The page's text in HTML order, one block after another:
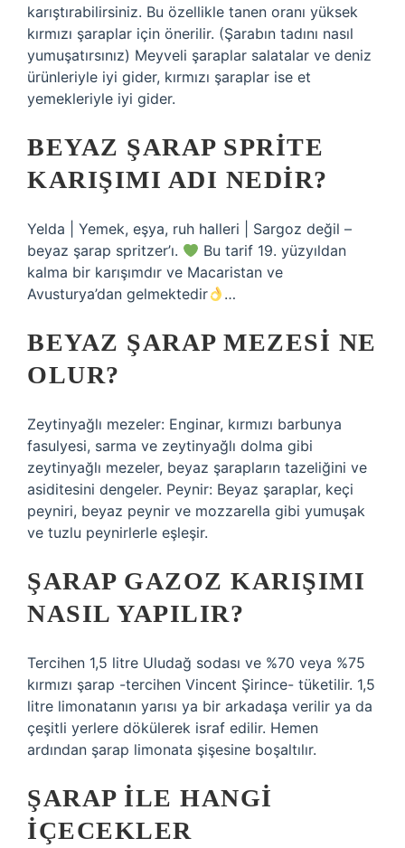
karıştırabilirsiniz. Bu özellikle tanen oranı yüksek
kırmızı şaraplar için önerilir. (Şarabın tadını nasıl
yumuşatırsınız) Meyveli şaraplar salatalar ve deniz
ürünleriyle iyi gider, kırmızı şaraplar ise et
yemekleriyle iyi gider.
BEYAZ ŞARAP SPRITE
KARIŞIMI ADI NEDIR?
Yelda | Yemek, eşya, ruh halleri | Sargoz değil –
beyaz şarap spritzer’ı.
Bu tarif 19. yüzyıldan
kalma bir karışımdır ve Macaristan ve
Avusturya’dan gelmektedir
…
BEYAZ ŞARAP MEZESI NE
OLUR?
Zeytinyağlı mezeler: Enginar, kırmızı barbunya
fasulyesi, sarma ve zeytinyağlı dolma gibi
zeytinyağlı mezeler, beyaz şarapların tazeliğini ve
asiditesini dengeler. Peynir: Beyaz şaraplar, keçi
peyniri, beyaz peynir ve mozzarella gibi yumuşak
ve tuzlu peynirlerle eşleşir.
ŞARAP GAZOZ KARIŞIMI
NASIL YAPILIR?
Tercihen 1,5 litre Uludağ sodası ve %70 veya %75
kırmızı şarap -tercihen Vincent Şirince- tüketilir. 1,5
litre limonatanın yarısı ya bir arkadaşa verilir ya da
çeşitli yerlere dökülerek israf edilir. Hemen
ardından şarap limonata şişesine boşaltılır.
ŞARAP ILE HANGI
IÇECEKLER